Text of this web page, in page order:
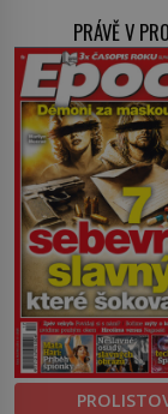
PRÁVĚ V